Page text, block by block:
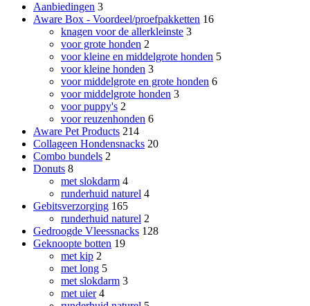
Aanbiedingen 3
Aware Box - Voordeel/proefpakketten 16
knagen voor de allerkleinste 3
voor grote honden 2
voor kleine en middelgrote honden 5
voor kleine honden 3
voor middelgrote en grote honden 6
voor middelgrote honden 3
voor puppy's 2
voor reuzenhonden 6
Aware Pet Products 214
Collageen Hondensnacks 20
Combo bundels 2
Donuts 8
met slokdarm 4
runderhuid naturel 4
Gebitsverzorging 165
runderhuid naturel 2
Gedroogde Vleessnacks 128
Geknoopte botten 19
met kip 2
met long 5
met slokdarm 3
met uier 4